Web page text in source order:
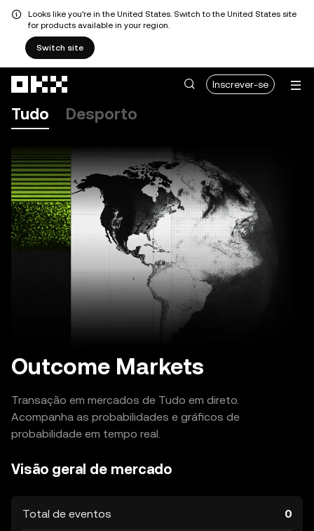
Looks like you're in the United States. Switch to the United States site
for products available in your region.
Switch site
Inscrever-se
Tudo Desporto
Outcome Markets
Transação em mercados de Tudo em direto.
Acompanha as probabilidades e gráficos de
probabilidade em tempo real.
Visão geral de mercado
Total de eventos 0